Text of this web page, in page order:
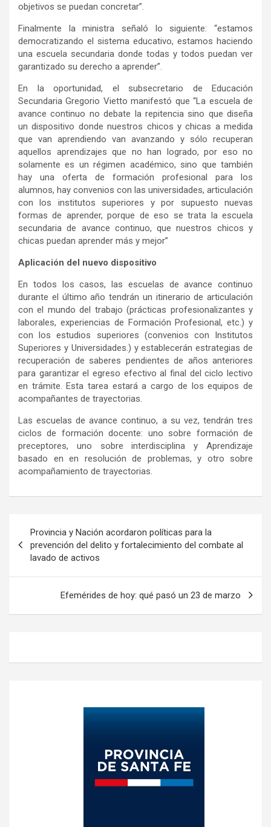
objetivos se puedan concretar”.
Finalmente la ministra señaló lo siguiente: “estamos
democratizando el sistema educativo, estamos haciendo
una escuela secundaria donde todas y todos puedan ver
garantizado su derecho a aprender”.
En la oportunidad, el subsecretario de Educación
Secundaria Gregorio Vietto manifestó que “La escuela de
avance continuo no debate la repitencia sino que diseña
un dispositivo donde nuestros chicos y chicas a medida
que van aprendiendo van avanzando y sólo recuperan
aquellos aprendizajes que no han logrado, por eso no
solamente es un régimen académico, sino que también
hay una oferta de formación profesional para los
alumnos, hay convenios con las universidades, articulación
con los institutos superiores y por supuesto nuevas
formas de aprender, porque de eso se trata la escuela
secundaria de avance continuo, que nuestros chicos y
chicas puedan aprender más y mejor”
Aplicación del nuevo dispositivo
En todos los casos, las escuelas de avance continuo
durante el último año tendrán un itinerario de articulación
con el mundo del trabajo (prácticas profesionalizantes y
laborales, experiencias de Formación Profesional, etc.) y
con los estudios superiores (convenios con Institutos
Superiores y Universidades.) y establecerán estrategias de
recuperación de saberes pendientes de años anteriores
para garantizar el egreso efectivo al final del ciclo lectivo
en trámite. Esta tarea estará a cargo de los equipos de
acompañantes de trayectorias.
Las escuelas de avance continuo, a su vez, tendrán tres
ciclos de formación docente: uno sobre formación de
preceptores, uno sobre interdisciplina y Aprendizaje
basado en en resolución de problemas, y otro sobre
acompañamiento de trayectorias.
de
entradas
Provincia y Nación acordaron políticas para la
prevención del delito y fortalecimiento del combate al
lavado de activos
Efemérides de hoy: qué pasó un 23 de marzo